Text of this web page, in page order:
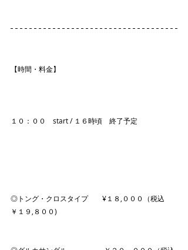
【時間・料金】
１０：００　start / １６時頃　終了予定
◎トング・クロスタイプ　　¥１８,０００（税込
￥１９,８００)